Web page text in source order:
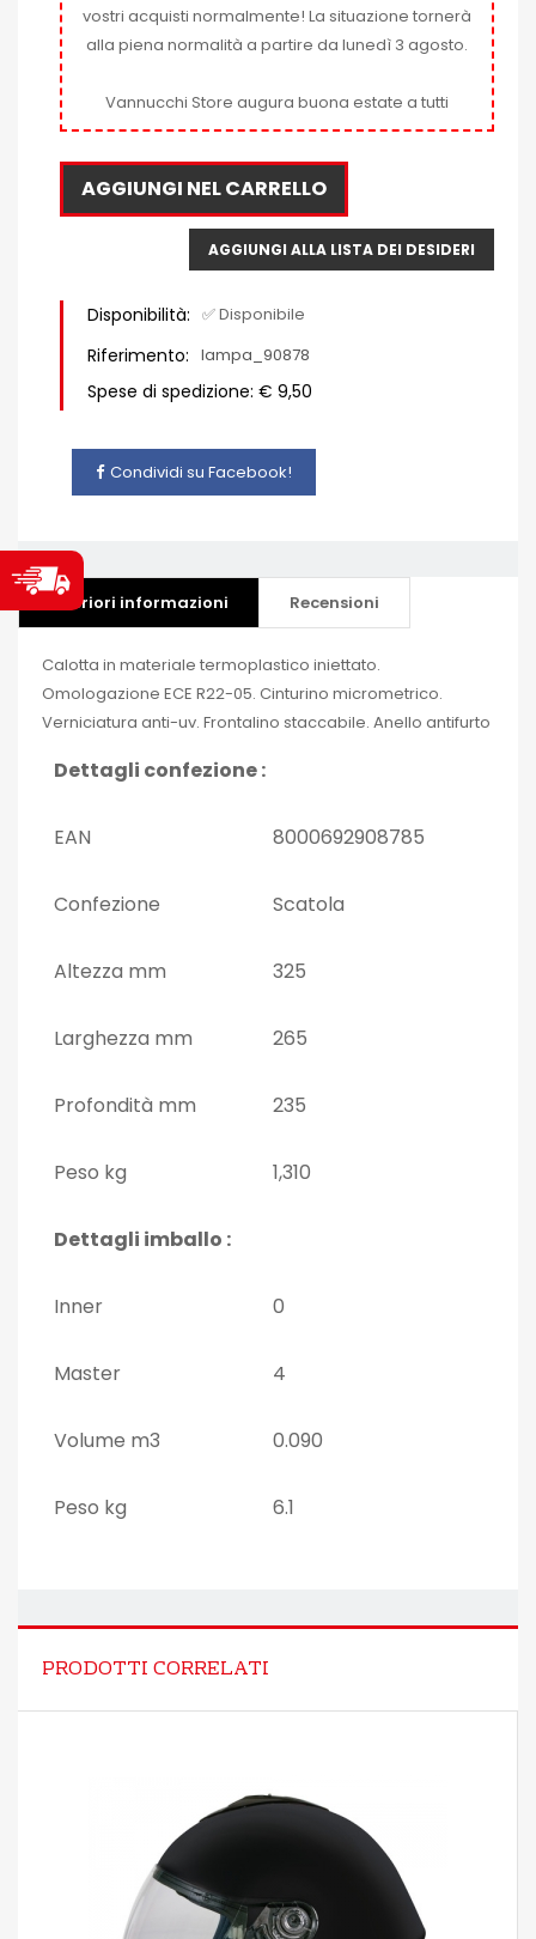
vostri acquisti normalmente! La situazione tornerà
alla piena normalità a partire da lunedì 3 agosto.
Vannucchi Store augura buona estate a tutti
AGGIUNGI NEL CARRELLO
AGGIUNGI ALLA LISTA DEI DESIDERI
Disponibilità: ✅ Disponibile
Riferimento: lampa_90878
Spese di spedizione: € 9,50
Condividi su Facebook!
Ulteriori informazioni Recensioni
Calotta in materiale termoplastico iniettato.
Omologazione ECE R22-05. Cinturino micrometrico.
Verniciatura anti-uv. Frontalino staccabile. Anello antifurto
Dettagli confezione :
EAN 8000692908785
Confezione Scatola
Altezza mm 325
Larghezza mm 265
Profondità mm 235
Peso kg 1,310
Dettagli imballo :
Inner 0
Master 4
Volume m3 0.090
Peso kg 6.1
PRODOTTI CORRELATI